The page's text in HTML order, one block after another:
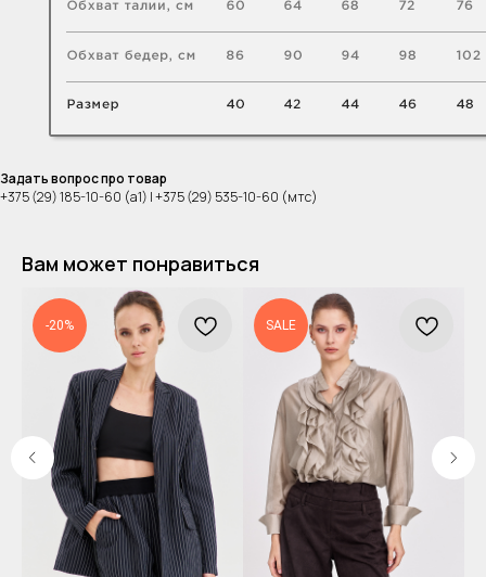
Задать вопрос про товар
+375 (29) 185-10-60 (а1) | +375 (29) 535-10-60 (мтс)
Вам может понравиться
-20% SALE